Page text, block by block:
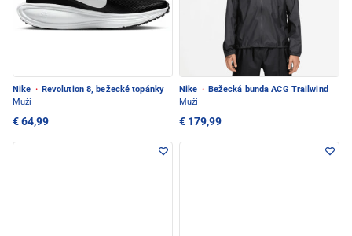
Nike · Revolution 8, bežecké topánky
Muži
€ 64,99
Nike · Bežecká bunda ACG Trailwind
Muži
€ 179,99